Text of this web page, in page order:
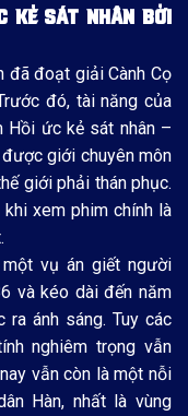
KẺ SÁT NHÂN BỞI
đã đoạt giải Cành Cọ
đó, tài năng của
Hồi ức kẻ sát nhân –
giới chuyên môn
giới phải thán phục.
xem phim chính là
vụ án giết người
và kéo dài đến năm
ánh sáng. Tuy các
nghiêm trọng vẫn
vẫn còn là một nỗi
Hàn, nhất là vùng